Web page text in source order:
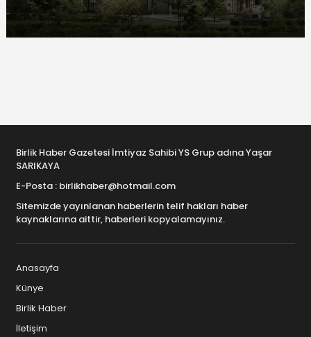
Birlik Haber Gazetesi İmtiyaz Sahibi YS Grup adına Yaşar
SARIKAYA
E-Posta : birlikhaber@hotmail.com
Sitemizde yayınlanan haberlerin telif hakları haber
kaynaklarına aittir, haberleri kopyalamayınız.
Anasayfa
Künye
Birlik Haber
İletişim